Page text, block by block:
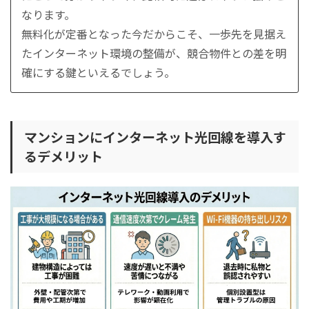
なります。
無料化が定番となった今だからこそ、一歩先を見据え
たインターネット環境の整備が、競合物件との差を明
確にする鍵といえるでしょう。
マンションにインターネット光回線を導入す
るデメリット